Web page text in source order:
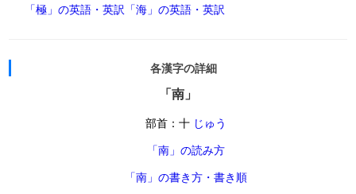
「極」の英語・英訳 「海」の英語・英訳
各漢字の詳細
「南」
部首：十 じゅう
「南」の読み方
「南」の書き方・書き順